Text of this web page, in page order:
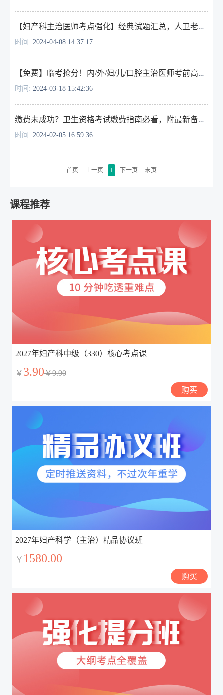
【妇产科主治医师考点强化】经典试题汇总，人卫老师划重点
时间: 2024-04-08 14:37:17
【免费】临考抢分！内/外/妇/儿/口腔主治医师考前高频错题集训！
时间: 2024-03-18 15:42:36
缴费未成功？卫生资格考试缴费指南必看，附最新备考资料！
时间: 2024-02-05 16:59:36
首页 上一页 1 下一页 末页
课程推荐
2027年妇产科中级（330）核心考点课
￥ 3.90￥9.90
购买
2027年妇产科学（主治）精品协议班
￥ 1580.00
购买